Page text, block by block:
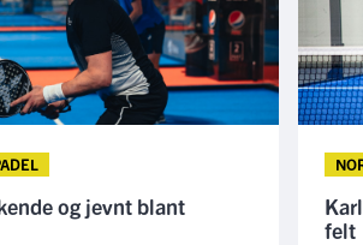
og jevnt blant
felt